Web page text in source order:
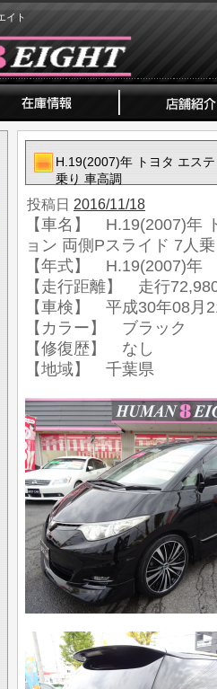
イト
H.19(2007)年 トヨタ エス
乗り 車高調
投稿日 2016/11/18
【車名】 H.19(2007)年
ョン 両側Pスライド 7人
【年式】 H.19(2007)年
【走行距離】 走行
【車検】 平成30年08月
【カラー】 ブラック
【修復歴】 なし
【地域】 千葉県